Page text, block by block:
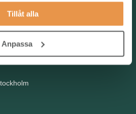
Tillåt alla
Anpassa